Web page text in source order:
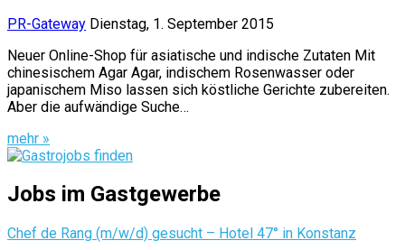
PR-Gateway Dienstag, 1. September 2015
Neuer Online-Shop für asiatische und indische Zutaten Mit
chinesischem Agar Agar, indischem Rosenwasser oder
japanischem Miso lassen sich köstliche Gerichte zubereiten.
Aber die aufwändige Suche…
mehr »
Jobs im Gastgewerbe
Chef de Rang (m/w/d) gesucht – Hotel 47° in Konstanz